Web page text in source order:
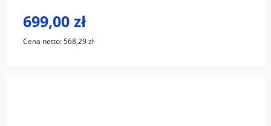
699,00 zł
Cena netto:568,29 zł